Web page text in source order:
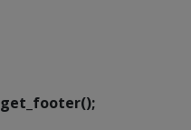
get_footer();